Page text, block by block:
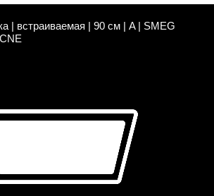
| встраиваемая | 90 см | A | SMEG